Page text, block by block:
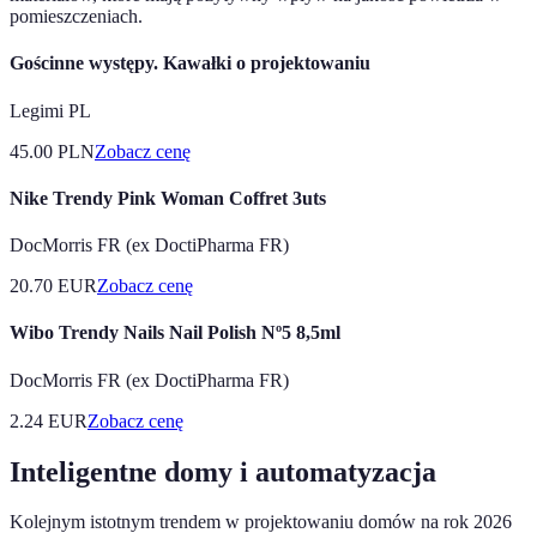
pomieszczeniach.
Gościnne występy. Kawałki o projektowaniu
Legimi PL
45.00 PLNZobacz cenę
Nike Trendy Pink Woman Coffret 3uts
DocMorris FR (ex DoctiPharma FR)
20.70 EURZobacz cenę
Wibo Trendy Nails Nail Polish Nº5 8,5ml
DocMorris FR (ex DoctiPharma FR)
2.24 EURZobacz cenę
Inteligentne domy i automatyzacja
Kolejnym istotnym trendem w projektowaniu domów na rok 2026